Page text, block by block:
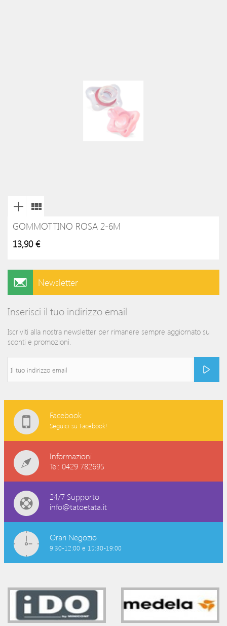
GOMMOTTINO ROSA 2-6M
13,90 €
Newsletter
Inserisci il tuo indirizzo email
Iscriviti alla nostra newsletter per rimanere sempre aggiornato su
sconti e promozioni.
Facebook
Seguici su Facebook!
Informazioni
Tel: 0429 782695
24/7 Supporto
info@tatoetata.it
Orari Negozio
9:30-12:00 e 15:30-19:00